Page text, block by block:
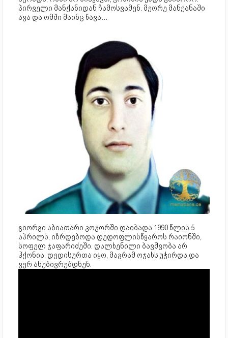
პირველი მანქანიდან ჩამოსვამენ. მეორე მანქანაში
ავა და ომში მაინც წავა…
გიორგი აბიათარი კოჯორში დაიბადა 1990 წლის 5
აპრილს, იზრდებოდა დედოფლისწყაროს რაიონში,
სოფელ ჯაფარიძეში. დალხენილი ბავშვობა არ
ჰქონია. დედისერთა იყო, მაგრამ ოჯახს უჭირდა და
ვერ ანებივრებდნენ.